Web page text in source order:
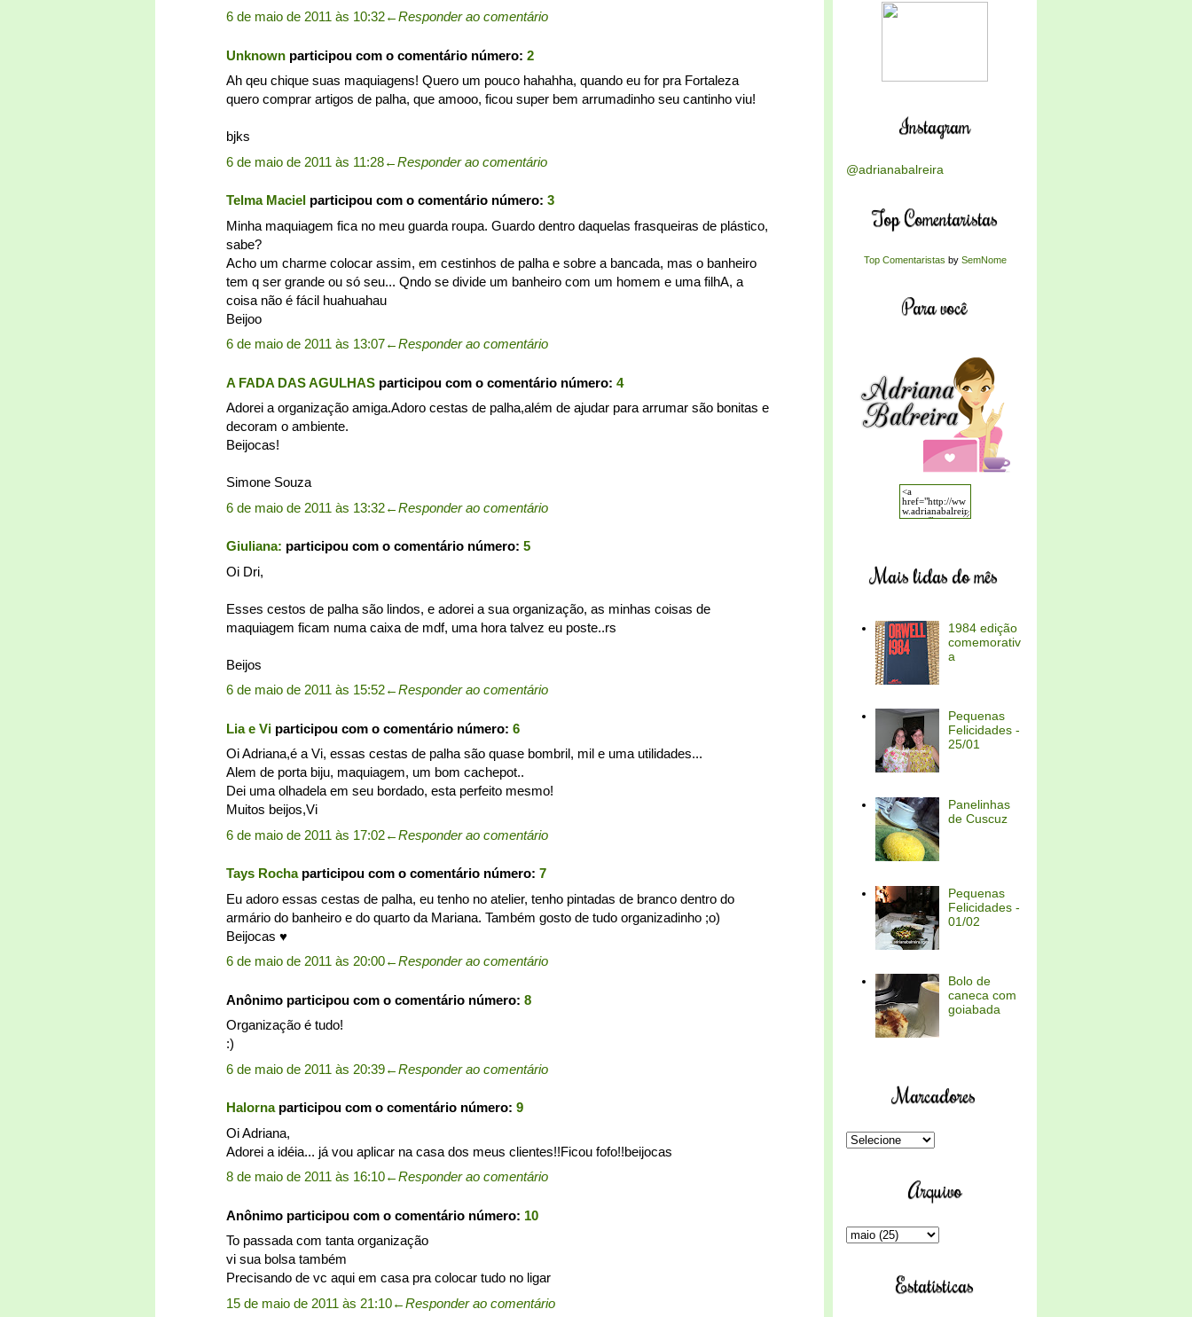
6 de maio de 2011 às 10:32←Responder ao comentário
Unknown participou com o comentário número: 2
Ah qeu chique suas maquiagens! Quero um pouco hahahha, quando eu for pra Fortaleza
quero comprar artigos de palha, que amooo, ficou super bem arrumadinho seu cantinho viu!
bjks
6 de maio de 2011 às 11:28←Responder ao comentário
Telma Maciel participou com o comentário número: 3
Minha maquiagem fica no meu guarda roupa. Guardo dentro daquelas frasqueiras de plástico,
sabe?
Acho um charme colocar assim, em cestinhos de palha e sobre a bancada, mas o banheiro
tem q ser grande ou só seu... Qndo se divide um banheiro com um homem e uma filhA, a
coisa não é fácil huahuahau
Beijoo
6 de maio de 2011 às 13:07←Responder ao comentário
A FADA DAS AGULHAS participou com o comentário número: 4
Adorei a organização amiga.Adoro cestas de palha,além de ajudar para arrumar são bonitas e
decoram o ambiente.
Beijocas!
Simone Souza
6 de maio de 2011 às 13:32←Responder ao comentário
Giuliana: participou com o comentário número: 5
Oi Dri,
Esses cestos de palha são lindos, e adorei a sua organização, as minhas coisas de
maquiagem ficam numa caixa de mdf, uma hora talvez eu poste..rs
Beijos
6 de maio de 2011 às 15:52←Responder ao comentário
Lia e Vi participou com o comentário número: 6
Oi Adriana,é a Vi, essas cestas de palha são quase bombril, mil e uma utilidades...
Alem de porta biju, maquiagem, um bom cachepot..
Dei uma olhadela em seu bordado, esta perfeito mesmo!
Muitos beijos,Vi
6 de maio de 2011 às 17:02←Responder ao comentário
Tays Rochaparticipou com o comentário número: 7
Eu adoro essas cestas de palha, eu tenho no atelier, tenho pintadas de branco dentro do
armário do banheiro e do quarto da Mariana. Também gosto de tudo organizadinho ;o)
Beijocas ♥
6 de maio de 2011 às 20:00←Responder ao comentário
Anônimo participou com o comentário número: 8
Organização é tudo!
:)
6 de maio de 2011 às 20:39←Responder ao comentário
Halornaparticipou com o comentário número: 9
Oi Adriana,
Adorei a idéia... já vou aplicar na casa dos meus clientes!!Ficou fofo!!beijocas
8 de maio de 2011 às 16:10←Responder ao comentário
Anônimo participou com o comentário número: 10
To passada com tanta organização
vi sua bolsa também
Precisando de vc aqui em casa pra colocar tudo no ligar
15 de maio de 2011 às 21:10←Responder ao comentário
Instagram
@adrianabalreira
Top Comentaristas
Top Comentaristas by SemNome
Para você
Mais lidas do mês
1984 edição
comemorativ
a
Pequenas
Felicidades -
25/01
Panelinhas
de Cuscuz
Pequenas
Felicidades -
01/02
Bolo de
caneca com
goiabada
Marcadores
Arquivo
Estatísticas